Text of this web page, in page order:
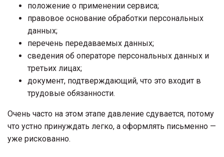
положение о применении сервиса;
правовое основание обработки персональных
данных;
перечень передаваемых данных;
сведения об операторе персональных данных и
третьих лицах;
документ, подтверждающий, что это входит в
трудовые обязанности.
Очень часто на этом этапе давление сдувается, потому
что устно принуждать легко, а оформлять письменно —
уже рискованно.